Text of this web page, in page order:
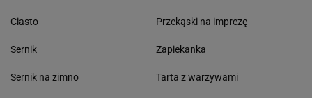
Ciasto
Sernik
Sernik na zimno
Przekąski na imprezę
Zapiekanka
Tarta z warzywami